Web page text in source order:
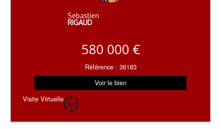
Sebastien
RIGAUD
580 000 €
Référence : 36183
Voir le bien
Visite Virtuelle